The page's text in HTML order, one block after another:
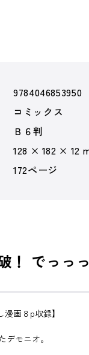
9784046853950
コミックス
Ｂ６判
128 × 182 × 12
172ページ
！ でっっ
画８p収録】
モニオ。